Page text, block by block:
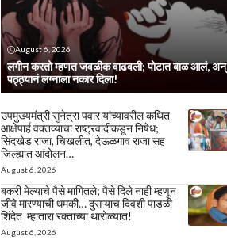
August 6, 2026
लगीन करतो म्हणत जवळीक वाढवली; पोटात बाळ आलं, अन्
पठ्ठ्यानं लग्नाला नकार दिला!
उपमुख्यमंत्री सुनेत्रा पवार यांच्यावरील कथित
आक्षेपार्ह वक्तव्याचा राष्ट्रवादीकडून निषेध;
सिंदखेड राजा, चिखलीत, देऊळगाव राजा सह
जिल्ह्यात आंदोलन…
August 6, 2026
बकरी मेल्याचे पैसे मागितले; पैसे दिले नाही म्हणून
जीवे मारण्याची धमकी… दुसऱ्याच दिवशी पाडळी
शिंदेत म्हातारा रक्ताच्या थारोळ्यात!
August 6, 2026